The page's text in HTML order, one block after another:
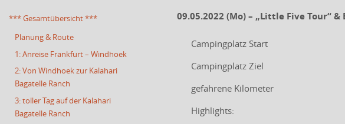
09.05.2022 (Mo) – „Little Five Tour“
Campingplatz Start
Campingplatz Ziel
gefahrene Kilometer
Highlights:
*** Gesamtübersicht ***
Planung & Route
1: Anreise Frankfurt – Windhoek
2: Von Windhoek zur Kalahari
Bagatelle Ranch
3: toller Tag auf der Kalahari
Bagatelle Ranch